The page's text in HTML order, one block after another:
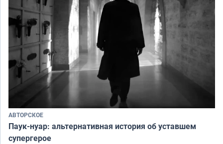
АВТОРСКОЕ
Паук-нуар: альтернативная история об уставшем
супергерое